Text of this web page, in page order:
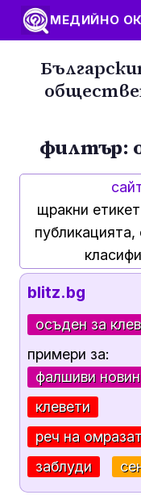
МЕДИЙНО
филтър:
щракни
публикацията,
blitz.bg
осъден за
примери за:
фалшиви
клевети
реч на
заблуди